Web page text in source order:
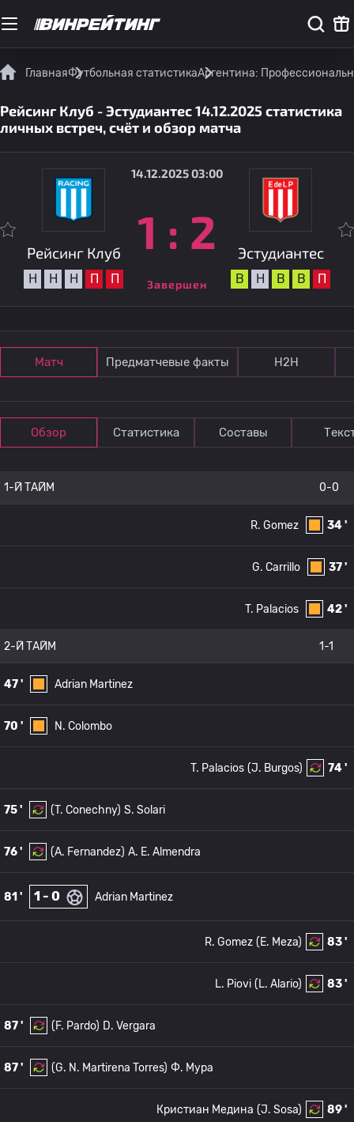
ГлавнаяФутбольная статистикаАргентина:
Рейсинг Клуб - Эстудиантес 14.12.2025 статистика
личных встреч, счёт и обзор матча
Рейсинг Клуб
Н Н Н П П
14.12.2025 03:00
1 : 2
Завершен
Эстудиантес
В Н В В П
Матч Предматчевые факты Н2Н
Обзор Статистика Составы
1-Й ТАЙМ 0-0
34 '
R. Gomez
37 '
G. Carrillo
42 '
T. Palacios
2-Й ТАЙМ 1-1
47 ' Adrian Martinez
70 ' N. Colombo
74 '
(J. Burgos)
T. Palacios
75 ' (T. Conechny) S. Solari
76 ' (A. Fernandez) A. E. Almendra
81 ' 1 - 0 Adrian Martinez
83 '
(E. Meza)
R. Gomez
83 '
(L. Alario)
L. Piovi
87 ' (F. Pardo) D. Vergara
87 ' (G. N. Martirena Torres) Ф. Мура
89 '
(J. Sosa)
Кристиан Медина